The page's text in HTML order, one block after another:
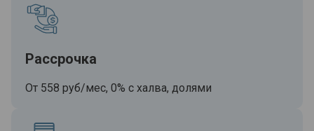
Рассрочка
От 558 руб/мес, 0% с халва, долями